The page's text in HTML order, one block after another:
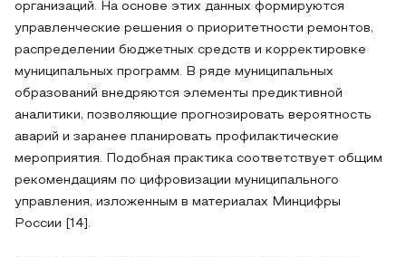
организаций. На основе этих данных формируются
управленческие решения о приоритетности ремонтов,
распределении бюджетных средств и корректировке
муниципальных программ. В ряде муниципальных
образований внедряются элементы предиктивной
аналитики, позволяющие прогнозировать вероятность
аварий и заранее планировать профилактические
мероприятия. Подобная практика соответствует общим
рекомендациям по цифровизации муниципального
управления, изложенным в материалах Минцифры
России [14].